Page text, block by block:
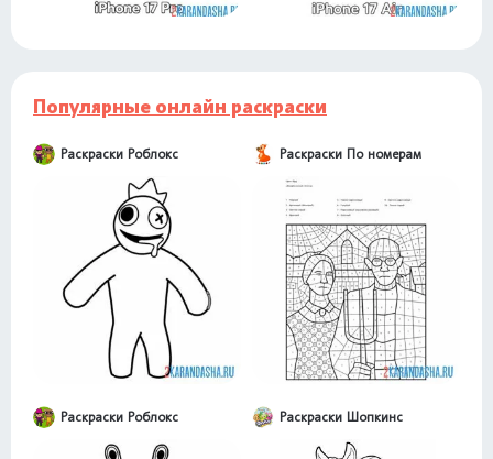
Популярные онлайн раскраски
Раскраски Роблокс Раскраски По номерам
Раскраски Роблокс Раскраски Шопкинс